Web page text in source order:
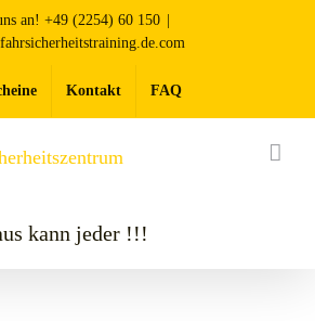
an! +49 (2254) 60 150
Kontakt FAQ
kann jeder !!!